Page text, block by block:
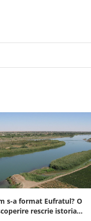
s-a format Eufratul? O
rescrie istoria...